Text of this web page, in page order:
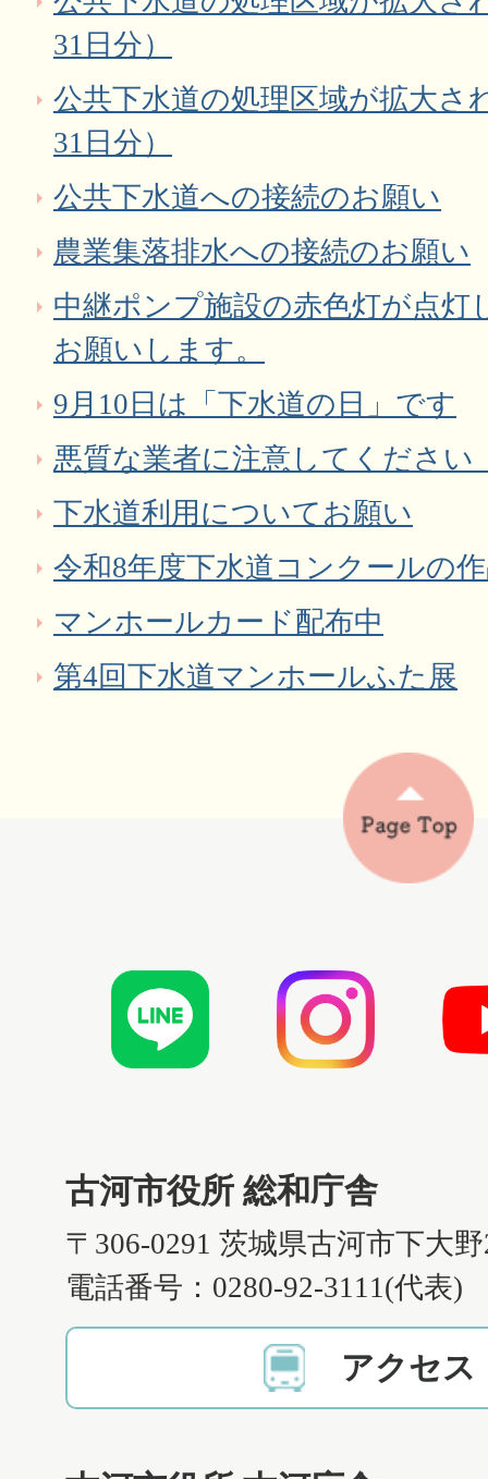
31日分）
公共下水道の処理区域が拡大さ
31日分）
公共下水道への接続のお願い
農業集落排水への接続のお願い
中継ポンプ施設の赤色灯が点灯
お願いします。
9月10日は「下水道の日」です
悪質な業者に注意してください
下水道利用についてお願い
令和8年度下水道コンクールの
マンホールカード配布中
第4回下水道マンホールふた展
古河市役所 総和庁舎
〒306-0291 茨城県古河市下大
電話番号：0280-92-3111(代表)
アクセス